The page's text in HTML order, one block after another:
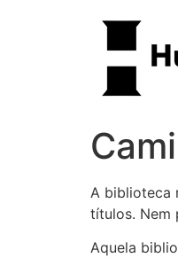
A biblioteca
títulos. Nem
Aquela